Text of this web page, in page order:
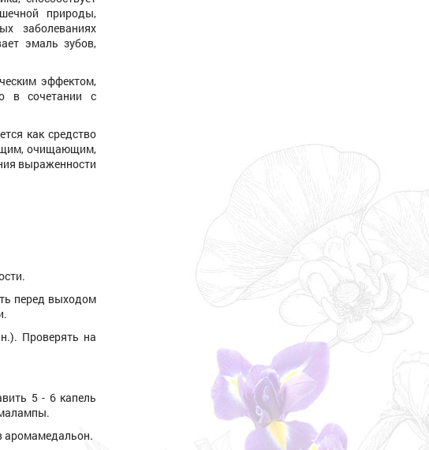
природы,
заболеваниях
эмаль зубов,
эффектом,
в сочетании с
как средство
очищающим,
выраженности
перед выходом
Проверять на
5 - 6 капель
аромамедальон.